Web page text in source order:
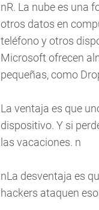
nR. La nube es una
otros datos en
teléfono y otros
Microsoft ofrecen
pequeñas, como
La ventaja es que
dispositivo. Y si
las vacaciones. n
nLa desventaja es
hackers ataquen